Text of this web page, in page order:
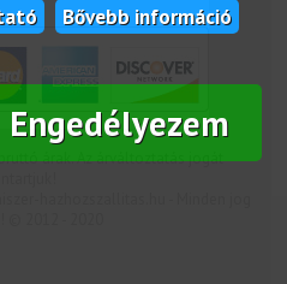
Bővebb információ
Engedélyezem
árak. Az árváltoztatás jogát